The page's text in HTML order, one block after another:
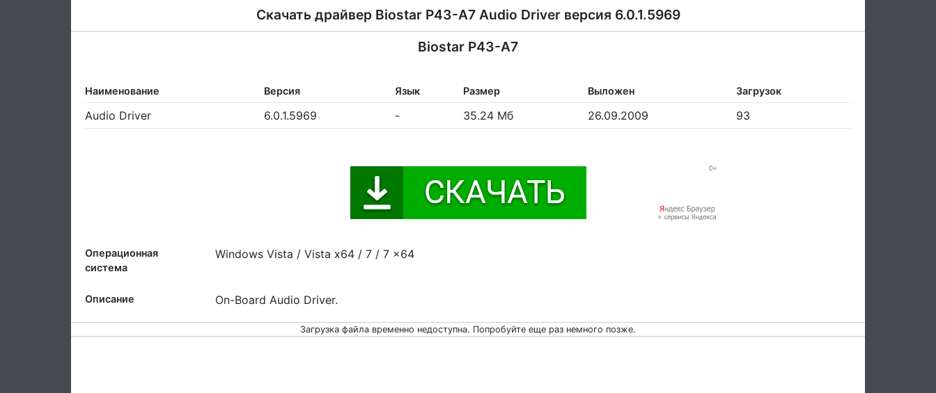
Скачать драйвер Biostar P43-A7 Audio Driver версия 6.0.1.5969
Biostar P43-A7
Наименование Версия Язык Размер Выложен Загрузок
Audio Driver 6.0.1.5969 - 35.24 Мб 26.09.2009 93
Операционная
система
Windows Vista / Vista x64 / 7 / 7 x64
Описание On-Board Audio Driver.
Загрузка файла временно недоступна. Попробуйте еще раз немного позже.